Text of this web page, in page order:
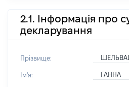
2.1. Інформація про
декларування
Прізвище:
Ім'я: ГАННА